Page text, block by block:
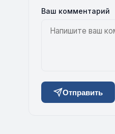
Ваш комментарий
Отправить